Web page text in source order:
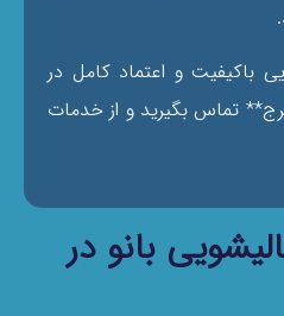
باکیفیت و اعتماد کامل در
تماس بگیرید و از خدمات
بانو در